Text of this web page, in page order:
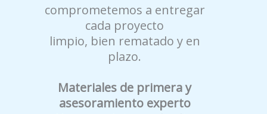
comprometemos a entregar
cada proyecto
limpio, bien rematado y en
plazo.
Materiales de primera y
asesoramiento experto